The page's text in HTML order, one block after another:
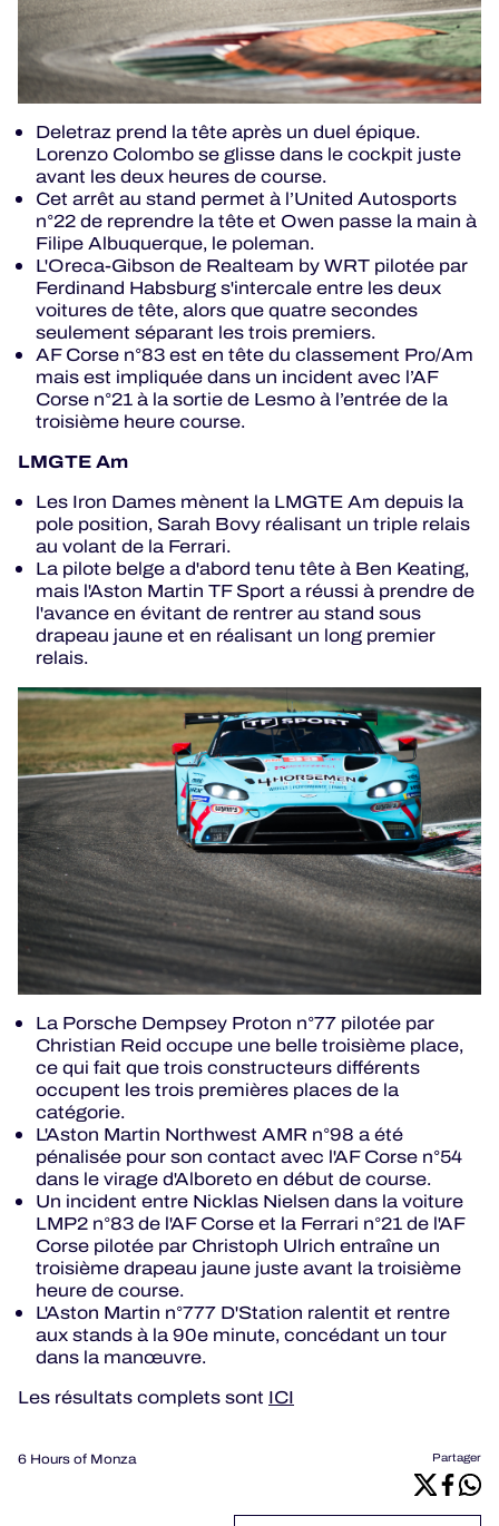
Deletraz prend la tête après un duel épique.
Lorenzo Colombo se glisse dans le cockpit juste
avant les deux heures de course.
Cet arrêt au stand permet à l’United Autosports
n°22 de reprendre la tête et Owen passe la main à
Filipe Albuquerque, le poleman.
L'Oreca-Gibson de Realteam by WRT pilotée par
Ferdinand Habsburg s'intercale entre les deux
voitures de tête, alors que quatre secondes
seulement séparant les trois premiers.
AF Corse n°83 est en tête du classement Pro/Am
mais est impliquée dans un incident avec l’AF
Corse n°21 à la sortie de Lesmo à l’entrée de la
troisième heure course.
LMGTE Am
Les Iron Dames mènent la LMGTE Am depuis la
pole position, Sarah Bovy réalisant un triple relais
au volant de la Ferrari.
La pilote belge a d'abord tenu tête à Ben Keating,
mais l'Aston Martin TF Sport a réussi à prendre de
l'avance en évitant de rentrer au stand sous
drapeau jaune et en réalisant un long premier
relais.
La Porsche Dempsey Proton n°77 pilotée par
Christian Reid occupe une belle troisième place,
ce qui fait que trois constructeurs différents
occupent les trois premières places de la
catégorie.
L'Aston Martin Northwest AMR n°98 a été
pénalisée pour son contact avec l'AF Corse n°54
dans le virage d'Alboreto en début de course.
Un incident entre Nicklas Nielsen dans la voiture
LMP2 n°83 de l'AF Corse et la Ferrari n°21 de l'AF
Corse pilotée par Christoph Ulrich entraîne un
troisième drapeau jaune juste avant la troisième
heure de course.
L'Aston Martin n°777 D'Station ralentit et rentre
aux stands à la 90e minute, concédant un tour
dans la manœuvre.
Les résultats complets sont ICI
6 Hours of Monza Partager